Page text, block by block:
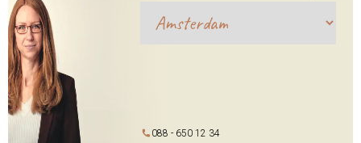
088 - 650 12 34